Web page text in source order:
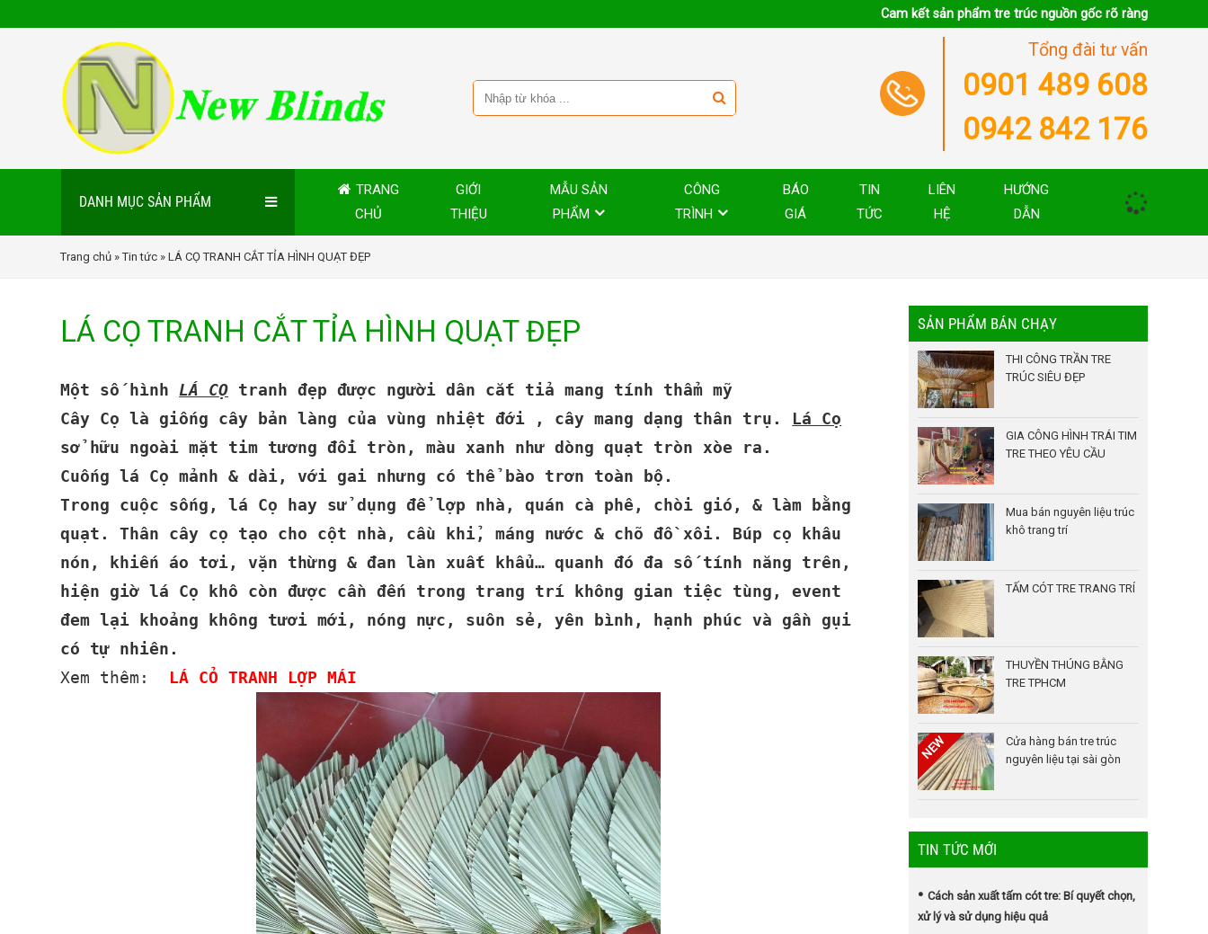
Cam kết sản phẩm tre trúc nguồn gốc rõ ràng
Tổng đài tư vấn
0901 489 608
0942 842 176
DANH MỤC SẢN PHẨM
TRANG
CHỦ
GIỚI
THIỆU
MẪU SẢN
PHẨM
CÔNG
TRÌNH
BÁO
GIÁ
TIN
TỨC
LIÊN
HỆ
HƯỚNG
DẪN
Trang chủ »Tin tức » LÁ CỌ TRANH CẮT TỈA HÌNH QUẠT ĐẸP
LÁ CỌ TRANH CẮT TỈA HÌNH QUẠT ĐẸP
Một số hình LÁ CỌ tranh đẹp được người dân cắt tỉa mang tính thẩm mỹ
Cây Cọ là giống cây bản làng của vùng nhiệt đới , cây mang dạng thân trụ. Lá Cọ
sở hữu ngoài mặt tim tương đối tròn, màu xanh như dòng quạt tròn xòe ra.
Cuống lá Cọ mảnh & dài, với gai nhưng có thể bào trơn toàn bộ.
Trong cuộc sống, lá Cọ hay sử dụng để lợp nhà, quán cà phê, chòi gió, & làm bằng
quạt. Thân cây cọ tạo cho cột nhà, cầu khỉ, máng nước & chõ đồ xôi. Búp cọ khâu
nón, khiến áo tơi, vặn thừng & đan làn xuất khẩu… quanh đó đa số tính năng trên,
hiện giờ lá Cọ khô còn được cần đến trong trang trí không gian tiệc tùng, event
đem lại khoảng không tươi mới, nóng nực, suôn sẻ, yên bình, hạnh phúc và gần gụi
có tự nhiên.
Xem thêm: LÁ CỎ TRANH LỢP MÁI
SẢN PHẨM BÁN CHẠY
THI CÔNG TRẦN TRE
TRÚC SIÊU ĐẸP
GIA CÔNG HÌNH TRÁI TIM
TRE THEO YÊU CẦU
Mua bán nguyên liệu trúc
khô trang trí
TẤM CÓT TRE TRANG TRÍ
THUYỀN THÚNG BẰNG
TRE TPHCM
Cửa hàng bán tre trúc
nguyên liệu tại sài gòn
TIN TỨC MỚI
Cách sản xuất tấm cót tre: Bí quyết chọn,
xử lý và sử dụng hiệu quả